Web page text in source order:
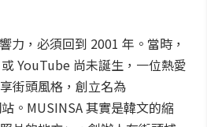
力，必須回到 2001 年。當時，
YouTube 尚未誕生，一位熱愛
街頭風格，創立名為
。MUSINSA 其實是韓文的縮